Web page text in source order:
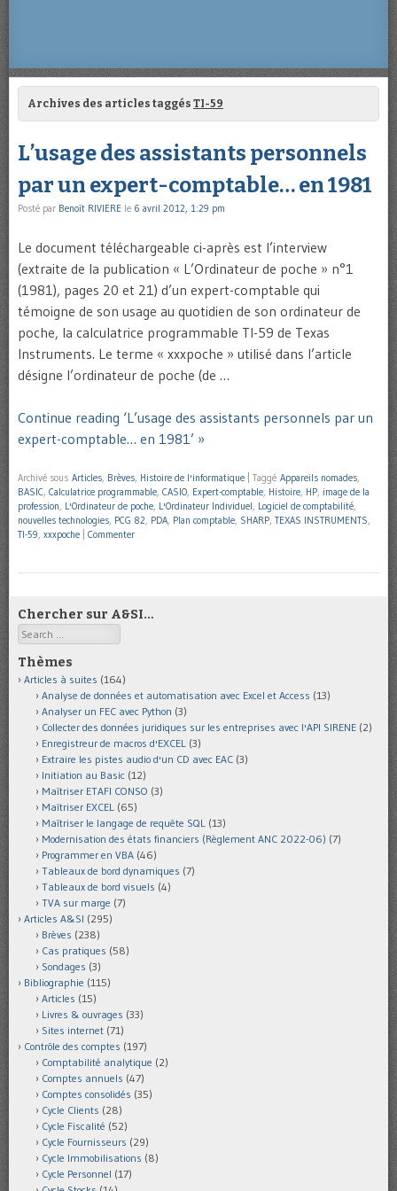
Archives des articles taggés TI-59
L’usage des assistants personnels
par un expert-comptable… en 1981
Posté par Benoît RIVIERE le 6 avril 2012, 1:29 pm
Le document téléchargeable ci-après est l’interview
(extraite de la publication « L’Ordinateur de poche » n°1
(1981), pages 20 et 21) d’un expert-comptable qui
témoigne de son usage au quotidien de son ordinateur de
poche, la calculatrice programmable TI-59 de Texas
Instruments. Le terme « xxxpoche » utilisé dans l’article
désigne l’ordinateur de poche (de …
Continue reading ‘L’usage des assistants personnels par un
expert-comptable… en 1981’ »
Archivé sous Articles, Brèves, Histoire de l'informatique Taggé Appareils nomades,
BASIC, Calculatrice programmable, CASIO, Expert-comptable, Histoire, HP, image de la
profession, L'Ordinateur de poche, L'Ordinateur Individuel, Logiciel de comptabilité,
nouvelles technologies, PCG 82, PDA, Plan comptable, SHARP, TEXAS INSTRUMENTS,
TI-59, xxxpoche Commenter
Chercher sur A&SI…
Search
Thèmes
Articles à suites (164)
Analyse de données et automatisation avec Excel et Access (13)
Analyser un FEC avec Python (3)
Collecter des données juridiques sur les entreprises avec l'API SIRENE (2)
Enregistreur de macros d'EXCEL (3)
Extraire les pistes audio d'un CD avec EAC (3)
Initiation au Basic (12)
Maîtriser ETAFI CONSO (3)
Maîtriser EXCEL (65)
Maîtriser le langage de requête SQL (13)
Modernisation des états financiers (Règlement ANC 2022-06) (7)
Programmer en VBA (46)
Tableaux de bord dynamiques (7)
Tableaux de bord visuels (4)
TVA sur marge (7)
Articles A&SI (295)
Brèves (238)
Cas pratiques (58)
Sondages (3)
Bibliographie (115)
Articles (15)
Livres & ouvrages (33)
Sites internet (71)
Contrôle des comptes (197)
Comptabilité analytique (2)
Comptes annuels (47)
Comptes consolidés (35)
Cycle Clients (28)
Cycle Fiscalité (52)
Cycle Fournisseurs (29)
Cycle Immobilisations (8)
Cycle Personnel (17)